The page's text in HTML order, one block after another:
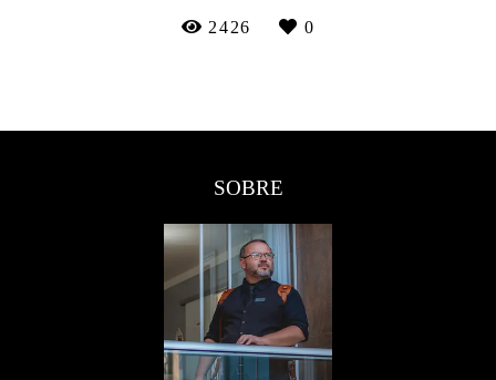
2426 0
SOBRE